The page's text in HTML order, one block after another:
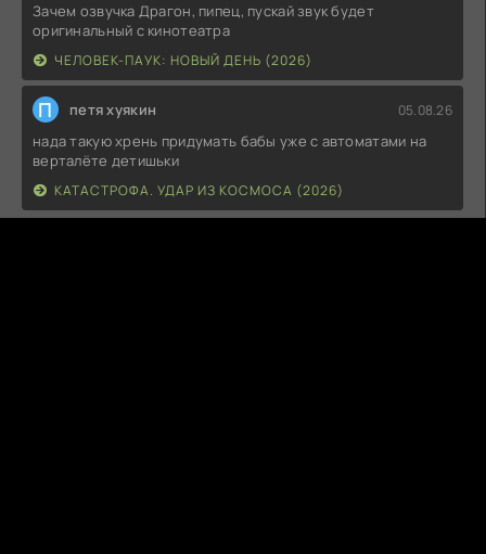
Зачем озвучка Драгон, пипец, пускай звук будет
оригинальный с кинотеатра
ЧЕЛОВЕК-ПАУК: НОВЫЙ ДЕНЬ (2026)
П петя хуякин 05.08.26
нада такую хрень придумать бабы уже с автоматами на
верталёте детишьки
КАТАСТРОФА. УДАР ИЗ КОСМОСА (2026)